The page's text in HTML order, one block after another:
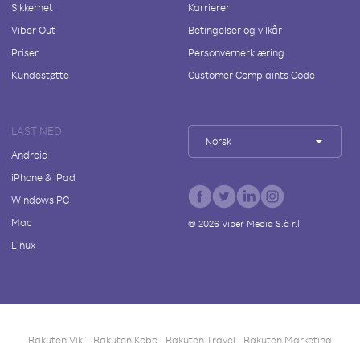
Sikkerhet
Viber Out
Priser
Kundestøtte
Karrierer
Betingelser og vilkår
Personvernerklæring
Customer Complaints Code
LAST NED
Android
iPhone & iPad
Windows PC
Mac
Linux
Norsk
© 2026Viber Media S.à r.l.
Rakuten Viki Rakuten Kobo Rakuten Travel Rakuten Marketing